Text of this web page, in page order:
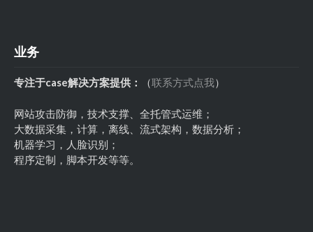
业务
专注于case解决方案提供： （联系方式点我）
网站攻击防御，技术支撑、全托管式运维；
大数据采集，计算，离线、流式架构，数据分析；
机器学习，人脸识别；
程序定制，脚本开发等等。